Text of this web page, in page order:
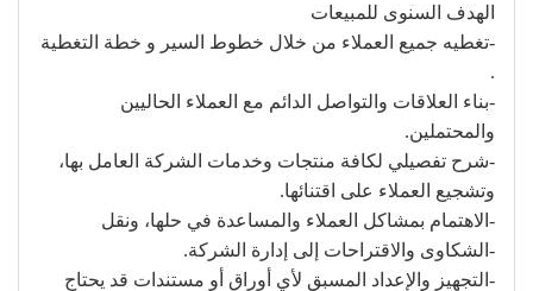
الهدف السنوى للمبيعات
-تغطيه جميع العملاء من خلال خطوط السير و خطة التغطية
.
-بناء العلاقات والتواصل الدائم مع العملاء الحاليين
والمحتملين.
-شرح تفصيلي لكافة منتجات وخدمات الشركة العامل بها،
وتشجيع العملاء على اقتنائها.
-الاهتمام بمشاكل العملاء والمساعدة في حلها، ونقل
-الشكاوى والاقتراحات إلى إدارة الشركة.
-التجهيز والإعداد المسبق لأي أوراق أو مستندات قد يحتاج